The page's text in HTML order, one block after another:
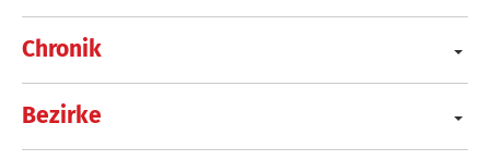
Chronik
Bezirke